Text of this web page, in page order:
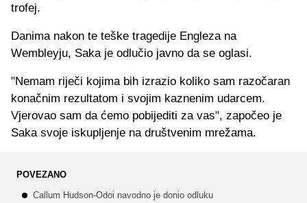
trofej.
Danima nakon te teške tragedije Engleza na
Wembleyju, Saka je odlučio javno da se oglasi.
"Nemam riječi kojima bih izrazio koliko sam razočaran
konačnim rezultatom i svojim kaznenim udarcem.
Vjerovao sam da ćemo pobijediti za vas", započeo je
Saka svoje iskupljenje na društvenim mrežama.
POVEZANO
Callum Hudson-Odoi navodno je donio odluku